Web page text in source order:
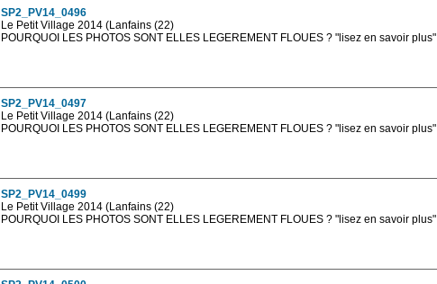
SP2_PV14_0496
Le Petit Village 2014 (Lanfains (22)
POURQUOI LES PHOTOS SONT ELLES LEGEREMENT FLOUES ? "lisez en savoir plus"
SP2_PV14_0497
Le Petit Village 2014 (Lanfains (22)
POURQUOI LES PHOTOS SONT ELLES LEGEREMENT FLOUES ? "lisez en savoir plus"
SP2_PV14_0499
Le Petit Village 2014 (Lanfains (22)
POURQUOI LES PHOTOS SONT ELLES LEGEREMENT FLOUES ? "lisez en savoir plus"